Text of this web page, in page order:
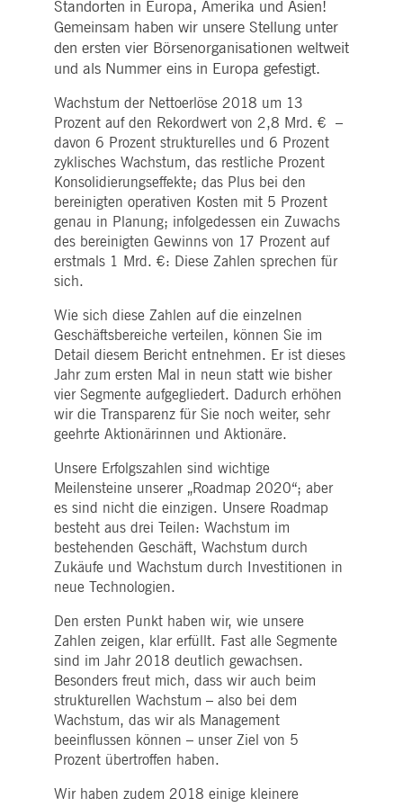
Standorten in Europa, Amerika und Asien!
Gemeinsam haben wir unsere Stellung unter
den ersten vier Börsenorganisationen weltweit
und als Nummer eins in Europa gefestigt.
Wachstum der Nettoerlöse 2018 um 13
Prozent auf den Rekordwert von 2,8 Mrd. € –
davon 6 Prozent strukturelles und 6 Prozent
zyklisches Wachstum, das restliche Prozent
Konsolidierungseffekte; das Plus bei den
bereinigten operativen Kosten mit 5 Prozent
genau in Planung; infolgedessen ein Zuwachs
des bereinigten Gewinns von 17 Prozent auf
erstmals 1 Mrd. €: Diese Zahlen sprechen für
sich.
Wie sich diese Zahlen auf die einzelnen
Geschäftsbereiche verteilen, können Sie im
Detail diesem Bericht entnehmen. Er ist dieses
Jahr zum ersten Mal in neun statt wie bisher
vier Segmente aufgegliedert. Dadurch erhöhen
wir die Transparenz für Sie noch weiter, sehr
geehrte Aktionärinnen und Aktionäre.
Unsere Erfolgszahlen sind wichtige
Meilensteine unserer „Roadmap 2020“; aber
es sind nicht die einzigen. Unsere Roadmap
besteht aus drei Teilen: Wachstum im
bestehenden Geschäft, Wachstum durch
Zukäufe und Wachstum durch Investitionen in
neue Technologien.
Den ersten Punkt haben wir, wie unsere
Zahlen zeigen, klar erfüllt. Fast alle Segmente
sind im Jahr 2018 deutlich gewachsen.
Besonders freut mich, dass wir auch beim
strukturellen Wachstum – also bei dem
Wachstum, das wir als Management
beeinflussen können – unser Ziel von 5
Prozent übertroffen haben.
Wir haben zudem 2018 einige kleinere
Zahlen und Buchstaben folgt, bei der es sich
vermutlich um einen Referenzcode für die
Domain handelt, die das Cookie setzt.
www.deutsche-
boerse.com
1 Jahr
Dieser Cookie-Name ist mit der Open Source-
Webanalyseplattform von Piwik verknüpft. Es
dabei zu helfen, das Besucherverhalten zu
verfolgen und die Leistung der Website zu
messen. Es handelt sich um ein Muster-
Cookie, bei dem auf das Präfix _pk_id eine
kurze Reihe von Zahlen und Buchstaben folgt,
von denen angenommen wird, dass sie ein
Referenzcode für die Domäne sind, in der das
Cookie gesetzt wird.
Dynatrace LLC
.deutsche-
boerse.com
Sitzung
In diesem Cookie werden zwei Zeitstempel
gespeichert, um die Sitzungslänge und das
Ende einer Sitzung zu bestimmen.
Dynatrace LLC
Sitzung
Dieser Cookie-Name ist mit Software von
Software verwaltet die Verfügbarkeit und
Leistung von Softwareanwendungen und die
Auswirkungen auf die Benutzererfahrung in
Form von Deep Transaction Tracing,
synthetischer Überwachung, Überwachung
realer Benutzer und Netzwerküberwachung.
www.deutsche-
boerse.com
29
Minuten
58
Sekunden
Dieser Cookie-Name ist mit der Open Source-
Webanalyseplattform von Piwik verknüpft. Es
wird verwendet, um Website-Eigentümern
dabei zu helfen, das Besucherverhalten zu
messen. Es handelt sich um ein Muster-
Cookie, bei dem auf das Präfix _pk_ses eine
kurze Reihe von Zahlen und Buchstaben folgt,
von denen angenommen wird, dass sie ein
Referenzcode für die Domäne sind, die das
Cookie setzt.
.youtube.com
Analysen des Websitebetreibers
verwendet, um
Benutzerinteraktionen zu
um die Nutzererfahrung zu
optimieren und relevante Inhalte
anzubieten.
YouTube, LLC
.youtube.com
1
Dieser Cookie wird für YouTube-
verwendet und ist damit
Videoinhaltsfunktionen auf
Webseiten zu aktivieren.